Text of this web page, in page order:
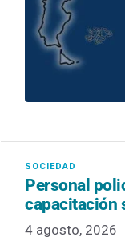
Personal
capacitación
4 agosto, 2026